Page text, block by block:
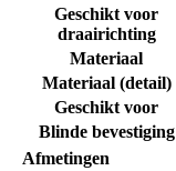
Geschikt voor
draairichting
Materiaal
Materiaal (detail)
Geschikt voor
Blinde bevestiging
Afmetingen